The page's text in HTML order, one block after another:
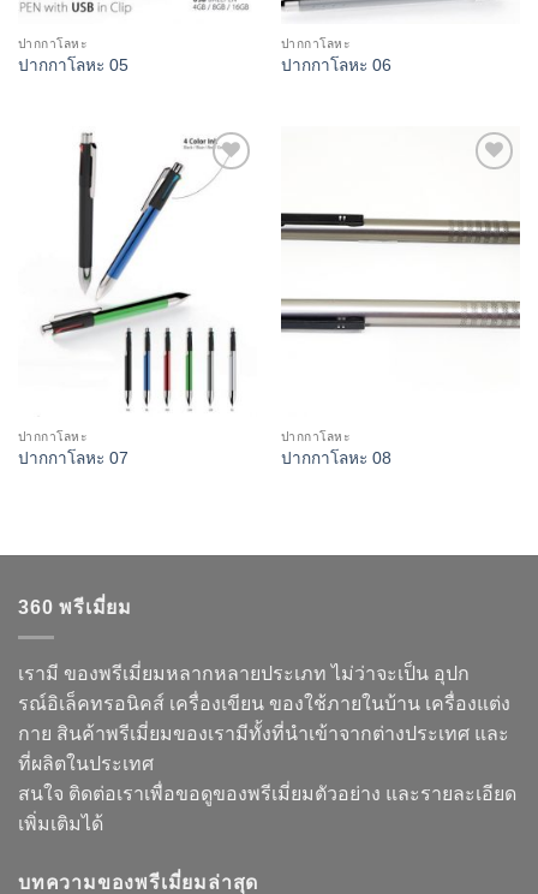
ปากกาโลหะ
ปากกาโลหะ 05
ปากกาโลหะ
ปากกาโลหะ 06
Add to
ปากกาโลหะ
ปากกาโลหะ 07
ปากกาโลหะ
ปากกาโลหะ 08
360 พรีเมี่ยม
เรามี ของพรีเมี่ยมหลากหลายประเภท ไม่ว่าจะเป็น อุปก
รณ์อิเล็คทรอนิคส์ เครื่องเขียน ของใช้ภายในบ้าน เครื่องแต่ง
กาย สินค้าพรีเมี่ยมของเรามีทั้งที่นำเข้าจากต่างประเทศ และ
ที่ผลิตในประเทศ
สนใจ ติดต่อเราเพื่อขอดูของพรีเมี่ยมตัวอย่าง และรายละเอียด
เพิ่มเติมได้
บทความของพรีเมี่ยมล่าสุด